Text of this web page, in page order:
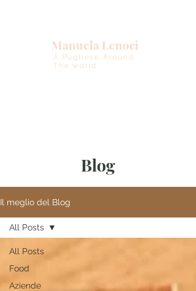
A Pugliese Around
The world
Manuela Lenoci
Blog
Il meglio del Blog
All Posts
Food
Aziende
All Posts